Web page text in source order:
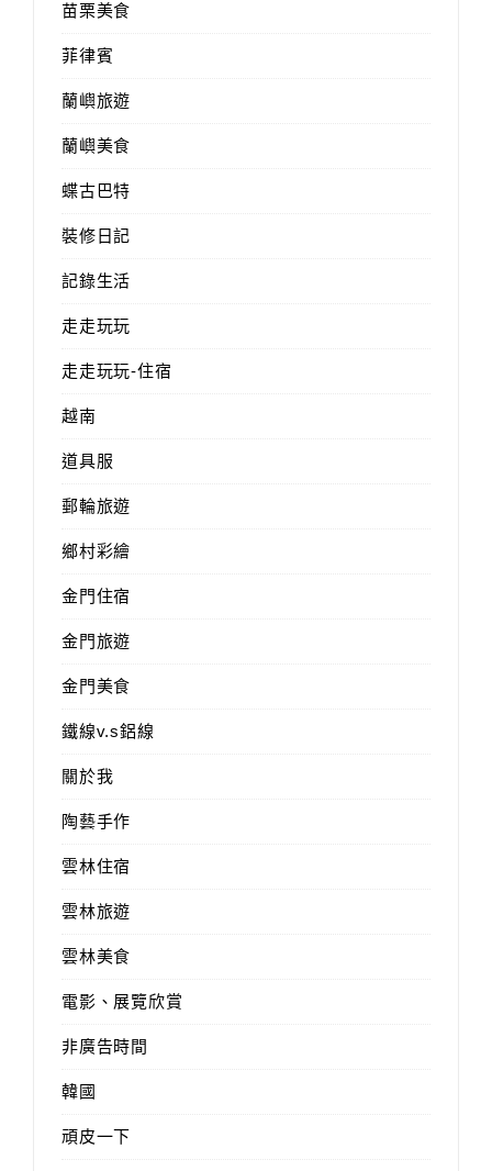
苗栗美食
菲律賓
蘭嶼旅遊
蘭嶼美食
蝶古巴特
裝修日記
記錄生活
走走玩玩
走走玩玩-住宿
越南
道具服
郵輪旅遊
鄉村彩繪
金門住宿
金門旅遊
金門美食
鐵線v.s鋁線
關於我
陶藝手作
雲林住宿
雲林旅遊
雲林美食
電影、展覽欣賞
非廣告時間
韓國
頑皮一下